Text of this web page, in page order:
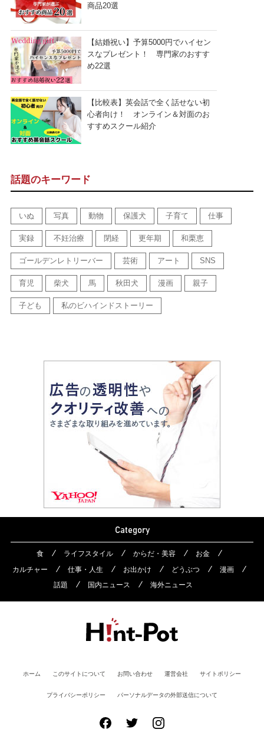
商品20選
【結婚祝い】予算5000円でハイセン
スなプレゼント！ 専門家のおすす
め22選
【比較表】英会話で全く話せない初
心者向け！ オンライン＆対面のお
すすめスクール紹介
話題のキーワード
いぬ 写真 動物 保護犬 子育て 仕事
実録 不妊治療 閉経 更年期 和栗恵
ゴールデンレトリーバー 芸術 アート SNS
育児 柴犬 馬 秋田犬 漫画 親子
子ども 私のビハインドストーリー
Category
食 ライフスタイル からだ・美容
お金
カルチャー
仕事・人生 お出かけ どうぶつ
漫画
話題
国内ニュース 海外ニュース
ホーム このサイトについて お問い合わせ 運営会社 サイトポリシー
プライバシーポリシー パーソナルデータの外部送信について